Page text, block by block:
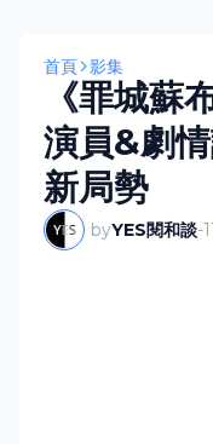
首頁 影集
《罪城蘇
演員&劇
新局勢
byYES閱和談-